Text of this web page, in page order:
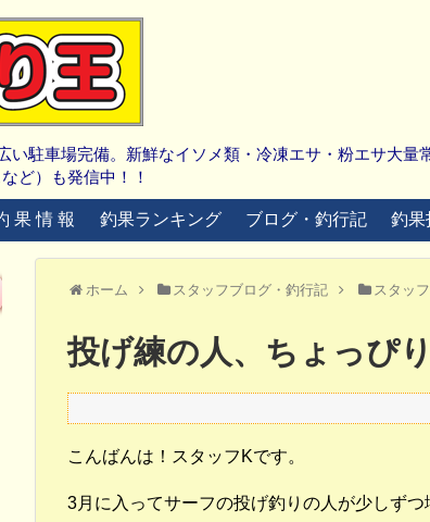
い駐車場完備。新鮮なイソメ類・冷凍エサ・粉エサ大
ど）も発信中！！
果 情 報 釣果ランキング ブログ・釣行記 釣果
ホーム スタッフブログ・釣行記 スタッ
投げ練の人、ちょっぴ
こんばんは！スタッフKです。
3月に入ってサーフの投げ釣りの人が少しず